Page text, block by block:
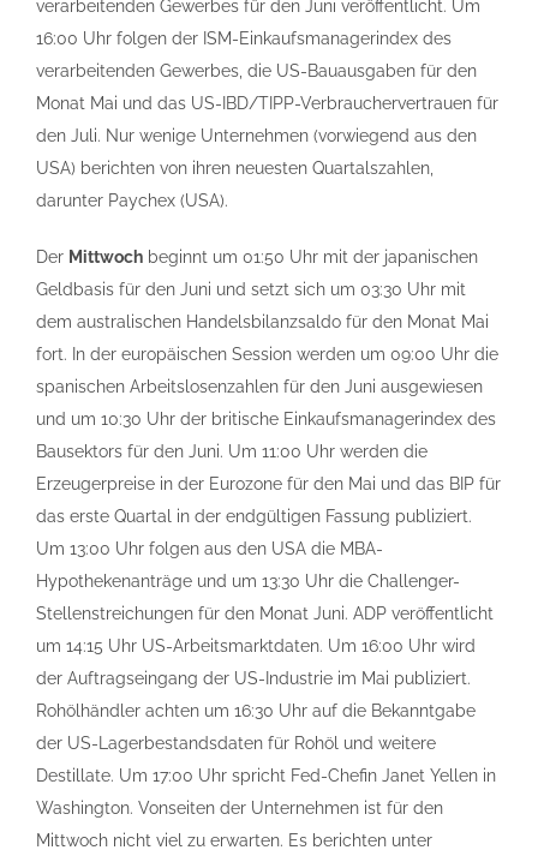
verarbeitenden Gewerbes für den Juni veröffentlicht. Um
16:00 Uhr folgen der ISM-Einkaufsmanagerindex des
verarbeitenden Gewerbes, die US-Bauausgaben für den
Monat Mai und das US-IBD/TIPP-Verbrauchervertrauen für
den Juli. Nur wenige Unternehmen (vorwiegend aus den
USA) berichten von ihren neuesten Quartalszahlen,
darunter Paychex (USA).
Der Mittwoch beginnt um 01:50 Uhr mit der japanischen
Geldbasis für den Juni und setzt sich um 03:30 Uhr mit
dem australischen Handelsbilanzsaldo für den Monat Mai
fort. In der europäischen Session werden um 09:00 Uhr die
spanischen Arbeitslosenzahlen für den Juni ausgewiesen
und um 10:30 Uhr der britische Einkaufsmanagerindex des
Bausektors für den Juni. Um 11:00 Uhr werden die
Erzeugerpreise in der Eurozone für den Mai und das BIP für
das erste Quartal in der endgültigen Fassung publiziert.
Um 13:00 Uhr folgen aus den USA die MBA-
Hypothekenanträge und um 13:30 Uhr die Challenger-
Stellenstreichungen für den Monat Juni. ADP veröffentlicht
um 14:15 Uhr US-Arbeitsmarktdaten. Um 16:00 Uhr wird
der Auftragseingang der US-Industrie im Mai publiziert.
Rohölhändler achten um 16:30 Uhr auf die Bekanntgabe
der US-Lagerbestandsdaten für Rohöl und weitere
Destillate. Um 17:00 Uhr spricht Fed-Chefin Janet Yellen in
Washington. Vonseiten der Unternehmen ist für den
Mittwoch nicht viel zu erwarten. Es berichten unter